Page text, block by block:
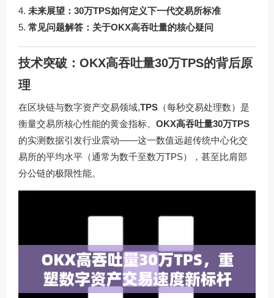
未来展望：30万TPS如何定义下一代交易所标准
常见问题解答：关于OKX高吞吐量的核心疑问
技术突破：OKX高吞吐量30万TPS的背后原
理
在区块链与数字资产交易领域,TPS （每秒交易处理数）是
衡量交易所核心性能的黄金指标。 OKX高吞吐量30万TPS
的实测数据引发行业震动——这一数值远超传统中心化交
易所的平均水平（通常为数千至数万TPS），甚至比肩部
分公链的极限性能。